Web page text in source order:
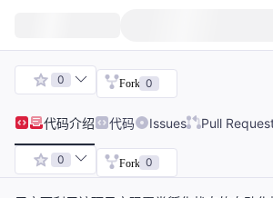
0 Fork 0
代码介绍 代码 Issues Pull
0 Fork 0